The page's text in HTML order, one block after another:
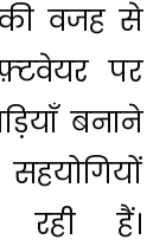
की वजह से
पर
बनाने
रही हैं।